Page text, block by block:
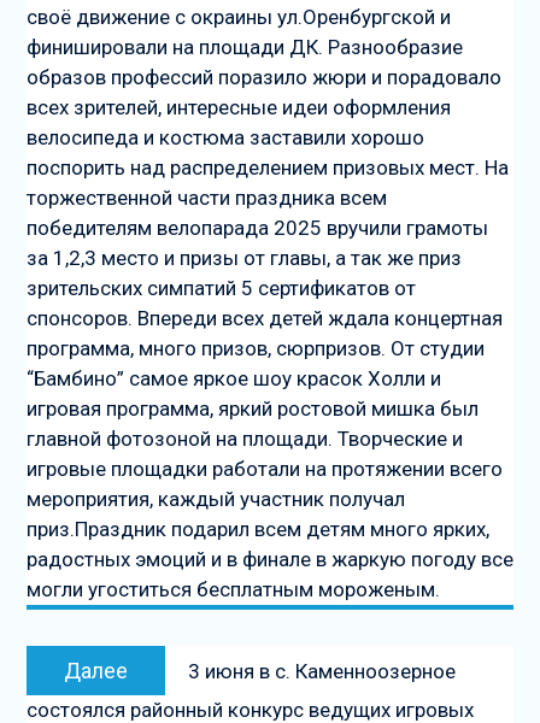
своё движение с окраины ул.Оренбургской и
финишировали на площади ДК. Разнообразие
образов профессий поразило жюри и порадовало
всех зрителей, интересные идеи оформления
велосипеда и костюма заставили хорошо
поспорить над распределением призовых мест. На
торжественной части праздника всем
победителям велопарада 2025 вручили грамоты
за 1,2,3 место и призы от главы, а так же приз
зрительских симпатий 5 сертификатов от
спонсоров. Впереди всех детей ждала концертная
программа, много призов, сюрпризов. От студии
“Бамбино” самое яркое шоу красок Холли и
игровая программа, яркий ростовой мишка был
главной фотозоной на площади. Творческие и
игровые площадки работали на протяжении всего
мероприятия, каждый участник получал
приз.Праздник подарил всем детям много ярких,
радостных эмоций и в финале в жаркую погоду все
могли угоститься бесплатным мороженым.
Далее
запись
3 июня в с. Каменноозерное
состоялся районный конкурс ведущих игровых